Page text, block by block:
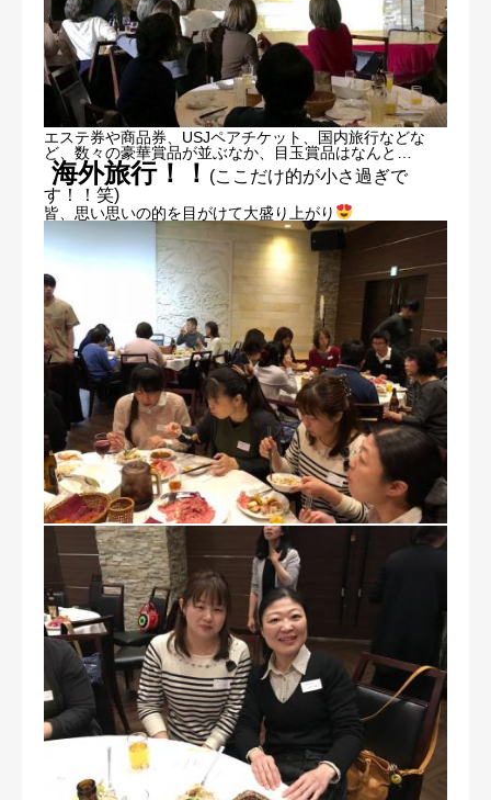
エステ券や商品券、USJペアチケット、国内旅行などな
ど、数々の豪華賞品が並ぶなか、目玉賞品はなんと…
海外旅行！！ (ここだけ的が小さ過ぎで
す！！笑)
皆、思い思いの的を目がけて大盛り上がり